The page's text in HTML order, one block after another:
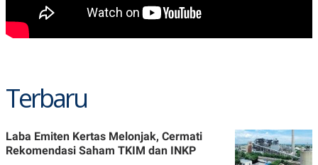
Terbaru
Laba Emiten Kertas Melonjak, Cermati
Rekomendasi Saham TKIM dan INKP